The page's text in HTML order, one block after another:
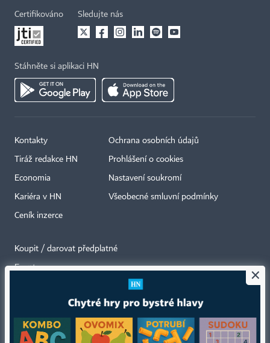
Certifikováno Sledujte nás
Stáhněte si aplikaci HN
Kontakty
Tiráž redakce HN
Economia
Kariéra v HN
Ceník inzerce
Ochrana osobních údajů
Prohlášení o cookies
Nastavení soukromí
Všeobecné smluvní podmínky
Koupit / darovat předplatné
Eventy ×